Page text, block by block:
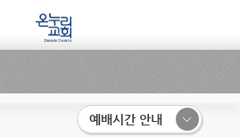
예배시간 안내